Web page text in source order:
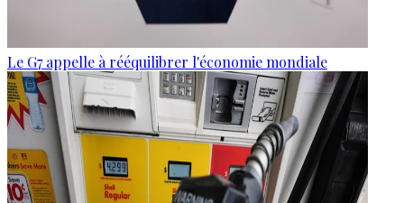
Le G7 appelle à rééquilibrer l'économie mondiale